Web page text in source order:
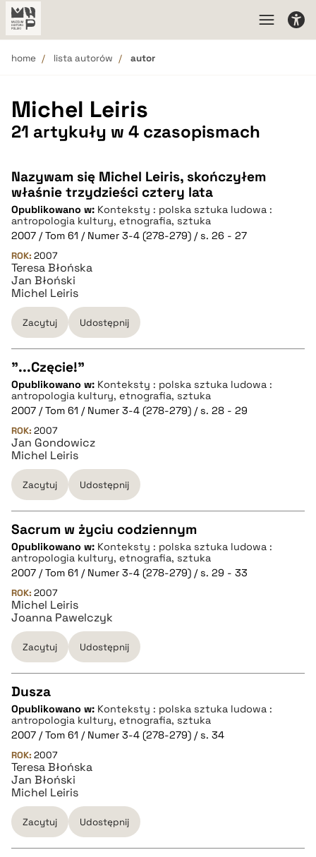
home lista autorów autor
Michel Leiris
21 artykuły w 4 czasopismach
Nazywam się Michel Leiris, skończyłem
właśnie trzydzieści cztery lata
Opublikowano w: Konteksty : polska sztuka ludowa :
antropologia kultury, etnografia, sztuka
2007 / Tom 61 / Numer 3-4 (278-279) / s. 26 - 27
ROK: 2007
Teresa Błońska
Jan Błoński
Michel Leiris
Zacytuj Udostępnij
CZYSTY TEKST
pobierz cytat
BIBTEX
"...Częcie!"
Opublikowano w: Konteksty : polska sztuka ludowa :
antropologia kultury, etnografia, sztuka
2007 / Tom 61 / Numer 3-4 (278-279) / s. 28 - 29
ROK: 2007
Jan Gondowicz
Michel Leiris
Zacytuj Udostępnij
CZYSTY TEKST
pobierz cytat
BIBTEX
Sacrum w życiu codziennym
Opublikowano w: Konteksty : polska sztuka ludowa :
antropologia kultury, etnografia, sztuka
2007 / Tom 61 / Numer 3-4 (278-279) / s. 29 - 33
ROK: 2007
Michel Leiris
Joanna Pawelczyk
Zacytuj Udostępnij
CZYSTY TEKST
pobierz cytat
BIBTEX
Dusza
Opublikowano w: Konteksty : polska sztuka ludowa :
antropologia kultury, etnografia, sztuka
2007 / Tom 61 / Numer 3-4 (278-279) / s. 34
ROK: 2007
Teresa Błońska
Jan Błoński
Michel Leiris
Zacytuj Udostępnij